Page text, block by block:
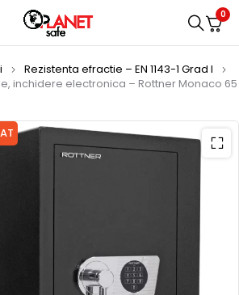
0
Rezistenta efractie – EN 1143-1 Grad I
inchidere electronica – Rottner Monaco 65